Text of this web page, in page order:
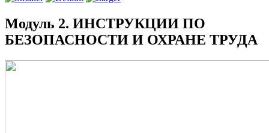
Модуль 2. ИНСТРУКЦИИ ПО
БЕЗОПАСНОСТИ И ОХРАНЕ ТРУДА